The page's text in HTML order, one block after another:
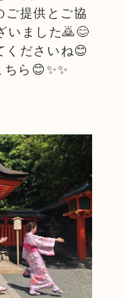
ご提供とご協
いました🙇😊
くださいね😊
ら😊✨✨